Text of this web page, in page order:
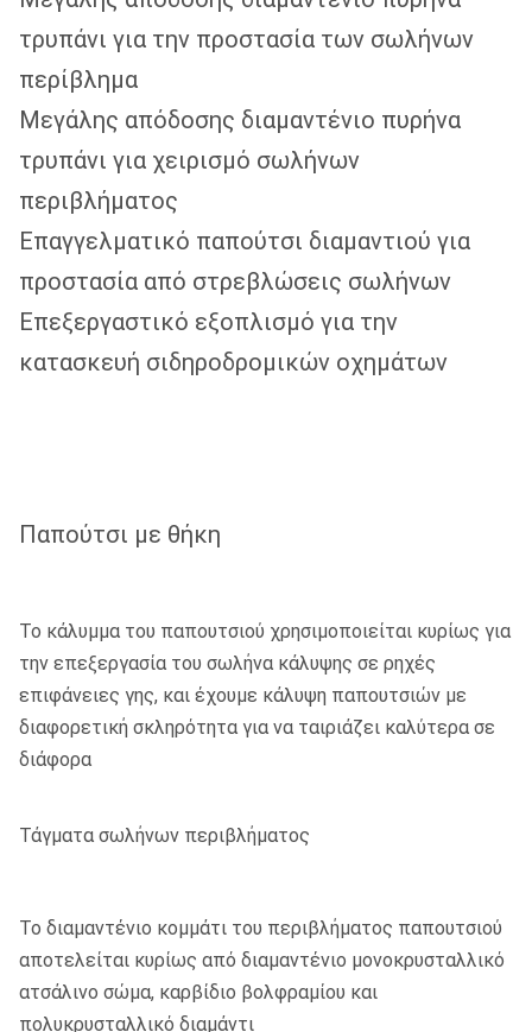
τρυπάνι για την προστασία των σωλήνων
περίβλημα
Μεγάλης απόδοσης διαμαντένιο πυρήνα
τρυπάνι για χειρισμό σωλήνων
περιβλήματος
Επαγγελματικό παπούτσι διαμαντιού για
προστασία από στρεβλώσεις σωλήνων
Επεξεργαστικό εξοπλισμό για την
κατασκευή σιδηροδρομικών οχημάτων
Παπούτσι με θήκη
Το κάλυμμα του παπουτσιού χρησιμοποιείται κυρίως για
την επεξεργασία του σωλήνα κάλυψης σε ρηχές
επιφάνειες γης, και έχουμε κάλυψη παπουτσιών με
διαφορετική σκληρότητα για να ταιριάζει καλύτερα σε
διάφορα
Τάγματα σωλήνων περιβλήματος
Το διαμαντένιο κομμάτι του περιβλήματος παπουτσιού
αποτελείται κυρίως από διαμαντένιο μονοκρυσταλλικό
ατσάλινο σώμα, καρβίδιο βολφραμίου και
πολυκρυσταλλικό διαμάντι